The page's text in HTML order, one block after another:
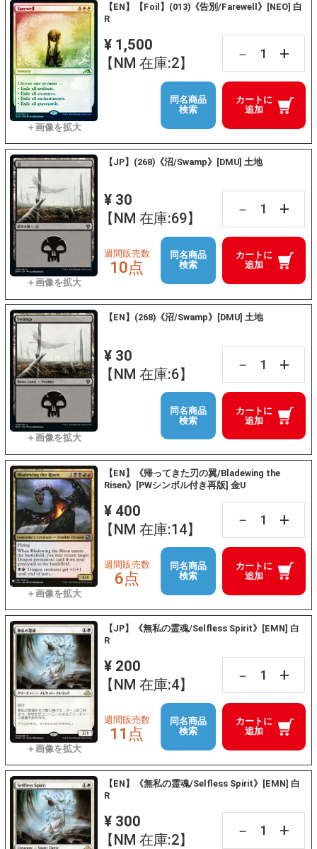
【EN】【Foil】(013)《告別/Farewell》[NEO] 白
R
¥ 1,500
【NM 在庫:2】
－ +
カートに
追加
同名商品
検索
【JP】(268)《沼/Swamp》[DMU] 土地
¥ 30
【NM 在庫:69】
－ +
カートに
追加
週間販売数
10点
同名商品
検索
【EN】(268)《沼/Swamp》[DMU] 土地
¥ 30
【NM 在庫:6】
－ +
カートに
追加
同名商品
検索
【EN】《帰ってきた刃の翼/Bladewing the
Risen》[PWシンボル付き再版] 金U
¥ 400
【NM 在庫:14】
－ +
カートに
追加
週間販売数
6点
同名商品
検索
【JP】《無私の霊魂/Selfless Spirit》[EMN] 白
R
¥ 200
【NM 在庫:4】
－ +
カートに
追加
週間販売数
11点
同名商品
検索
【EN】《無私の霊魂/Selfless Spirit》[EMN] 白
R
¥ 300
【NM 在庫:2】
－ +